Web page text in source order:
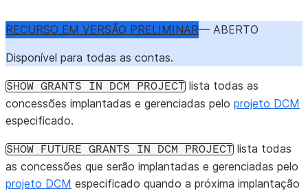
RECURSO EM VERSÃO PRELIMINAR— ABERTO
Disponível para todas as contas.
SHOW GRANTS IN DCM PROJECT lista todas as
concessões implantadas e gerenciadas pelo projeto DCM
especificado.
SHOW FUTURE GRANTS IN DCM PROJECT lista todas
as concessões que serão implantadas e gerenciadas pelo
projeto DCM especificado quando a próxima implantação